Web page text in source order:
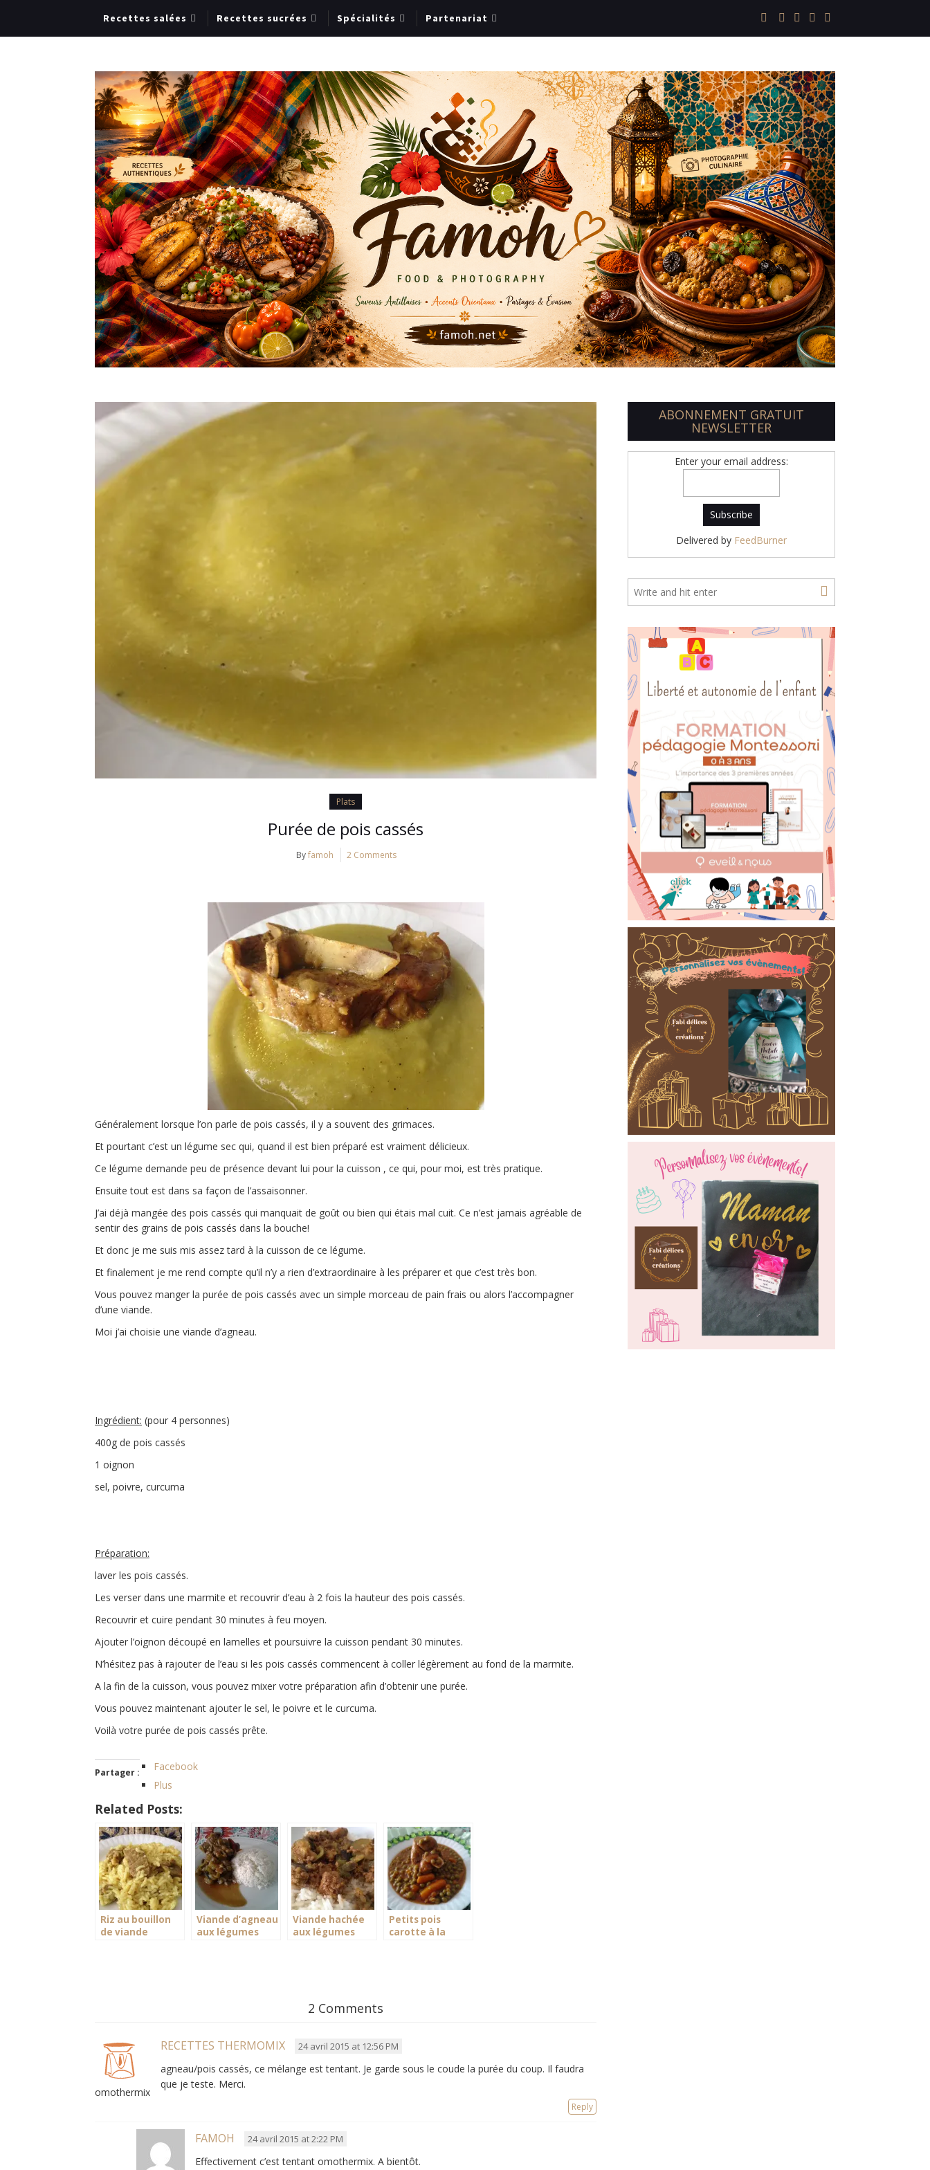
Recettes salées Recettes sucrées Spécialités Partenariat
Plats
Purée de pois cassés
Byfamoh 2 Comments
Généralement lorsque l’on parle de pois cassés, il y a souvent des grimaces.
Et pourtant c’est un légume sec qui, quand il est bien préparé est vraiment délicieux.
Ce légume demande peu de présence devant lui pour la cuisson , ce qui, pour moi, est très pratique.
Ensuite tout est dans sa façon de l’assaisonner.
J’ai déjà mangée des pois cassés qui manquait de goût ou bien qui étais mal cuit. Ce n’est jamais agréable de
sentir des grains de pois cassés dans la bouche!
Et donc je me suis mis assez tard à la cuisson de ce légume.
Et finalement je me rend compte qu’il n’y a rien d’extraordinaire à les préparer et que c’est très bon.
Vous pouvez manger la purée de pois cassés avec un simple morceau de pain frais ou alors l’accompagner
d’une viande.
Moi j’ai choisie une viande d’agneau.
Ingrédient: (pour 4 personnes)
400g de pois cassés
1 oignon
sel, poivre, curcuma
Préparation:
laver les pois cassés.
Les verser dans une marmite et recouvrir d’eau à 2 fois la hauteur des pois cassés.
Recouvrir et cuire pendant 30 minutes à feu moyen.
Ajouter l’oignon découpé en lamelles et poursuivre la cuisson pendant 30 minutes.
N’hésitez pas à rajouter de l’eau si les pois cassés commencent à coller légèrement au fond de la marmite.
A la fin de la cuisson, vous pouvez mixer votre préparation afin d’obtenir une purée.
Vous pouvez maintenant ajouter le sel, le poivre et le curcuma.
Voilà votre purée de pois cassés prête.
Partager :
Facebook
Plus
Related Posts:
Riz au bouillon
de viande
Viande d’agneau
aux légumes
Viande hachée
aux légumes
Petits pois
carotte à la
2 Comments
omothermix
RECETTES THERMOMIX 24 avril 2015 at 12:56 PM
agneau/pois cassés, ce mélange est tentant. Je garde sous le coude la purée du coup. Il faudra
que je teste. Merci.
Reply
FAMOH 24 avril 2015 at 2:22 PM
Effectivement c’est tentant omothermix. A bientôt.
ABONNEMENT GRATUIT
NEWSLETTER
Enter your email address:
Delivered by FeedBurner